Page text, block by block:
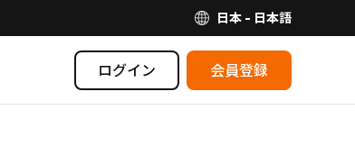
日本 - 日本語
ログイン 会員登録